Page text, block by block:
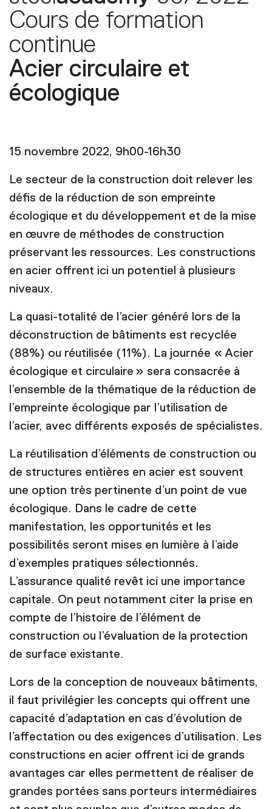
Cours de formation
continue
Acier circulaire et
écologique
15 novembre 2022, 9h00-16h30
Le secteur de la construction doit relever les
défis de la réduction de son empreinte
écologique et du développement et de la mise
en œuvre de méthodes de construction
préservant les ressources. Les constructions
en acier offrent ici un potentiel à plusieurs
niveaux.
La quasi-totalité de l’acier généré lors de la
déconstruction de bâtiments est recyclée
(88%) ou réutilisée (11%). La journée « Acier
écologique et circulaire » sera consacrée à
l’ensemble de la thématique de la réduction de
l’empreinte écologique par l’utilisation de
l’acier, avec différents exposés de spécialistes.
La réutilisation d’éléments de construction ou
de structures entières en acier est souvent
une option très pertinente d’un point de vue
écologique. Dans le cadre de cette
manifestation, les opportunités et les
possibilités seront mises en lumière à l’aide
d’exemples pratiques sélectionnés.
L’assurance qualité revêt ici une importance
capitale. On peut notamment citer la prise en
compte de l’histoire de l’élément de
construction ou l’évaluation de la protection
de surface existante.
Lors de la conception de nouveaux bâtiments,
il faut privilégier les concepts qui offrent une
capacité d’adaptation en cas d’évolution de
l’affectation ou des exigences d’utilisation. Les
constructions en acier offrent ici de grands
avantages car elles permettent de réaliser de
grandes portées sans porteurs intermédiaires